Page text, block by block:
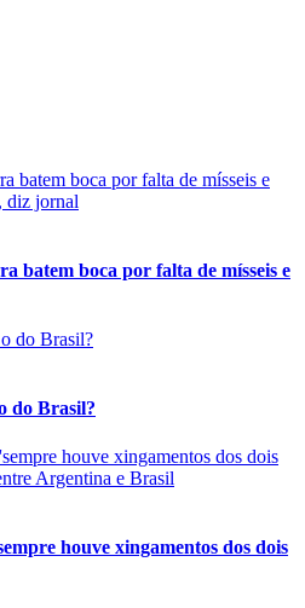
batem boca por falta de mísseis e
do Brasil?
houve xingamentos dos dois